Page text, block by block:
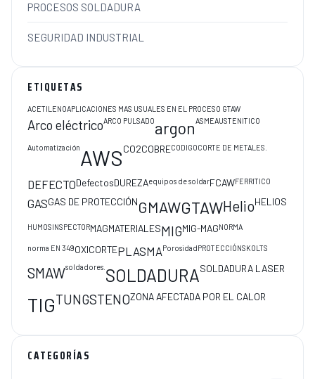
PROCESOS SOLDADURA
SEGURIDAD INDUSTRIAL
ETIQUETAS
ACETILENOAPLICACIONES MAS USUALES EN EL PROCESO GTAW
Arco eléctricoARCO PULSADOargonASMEAUSTENITICO
AutomatizaciónAWSCO2COBRECODIGOCORTE DE METALES.
DEFECTODefectosDUREZAequipos de soldarFCAWFERRITICO
GASGAS DE PROTECCIÓNGMAWGTAWHelioHELIOS
HUMOSINSPECTORMAGMATERIALESMIGMIG-MAGNORMA
norma EN 349OXICORTEPLASMAPorosidadPROTECCIÓNSKOLTS
SMAWsoldadores. SOLDADURASOLDADURA LASER
TIGTUNGSTENOZONA AFECTADA POR EL CALOR
CATEGORÍAS